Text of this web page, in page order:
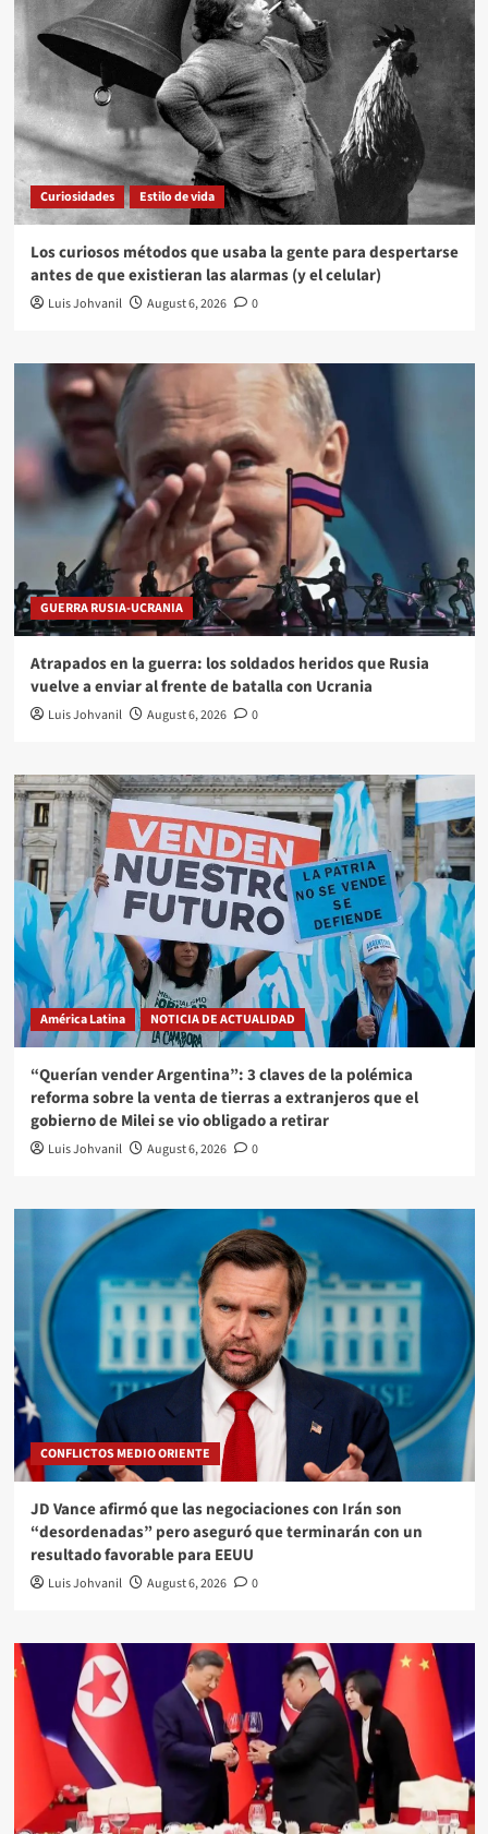
Curiosidades Estilo de vida
Los curiosos métodos que usaba la gente para despertarse
antes de que existieran las alarmas (y el celular)
Luis Johvanil August 6, 2026 0
GUERRA RUSIA-UCRANIA
Atrapados en la guerra: los soldados heridos que Rusia
vuelve a enviar al frente de batalla con Ucrania
Luis Johvanil August 6, 2026 0
América Latina NOTICIA DE ACTUALIDAD
“Querían vender Argentina”: 3 claves de la polémica
reforma sobre la venta de tierras a extranjeros que el
gobierno de Milei se vio obligado a retirar
Luis Johvanil August 6, 2026 0
CONFLICTOS MEDIO ORIENTE
JD Vance afirmó que las negociaciones con Irán son
“desordenadas” pero aseguró que terminarán con un
resultado favorable para EEUU
Luis Johvanil August 6, 2026 0